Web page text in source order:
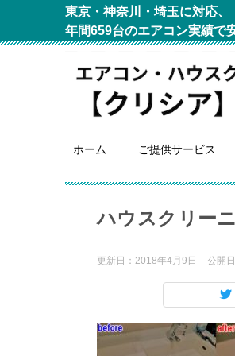
東京・神奈川・埼玉に対応、
年間659台のエアコン実績で
ホーム ご提供サービス
ハウスクリー
更新日： 2018年4月9日 公開日